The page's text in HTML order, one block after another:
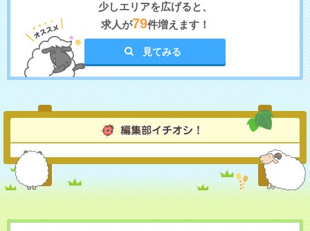
少しエリアを広げると、
求人が79件増えます！
見てみる